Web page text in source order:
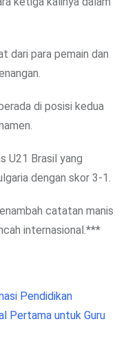
dari para pemain dan
di posisi kedua
U21 Brasil yang
dengan skor 3-1.
catatan manis
internasional.***
Pendidikan
Pertama untuk Guru